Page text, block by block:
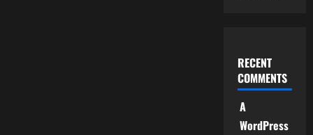
RECENT
COMMENTS
A
WordPress